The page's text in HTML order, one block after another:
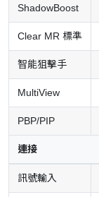
ShadowBoost
Clear MR 標準
智能狙擊手
MultiView
PBP/PIP
連接
訊號輸入